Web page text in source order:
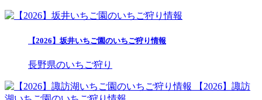
【2026】坂井いちご園のいちご狩り情報
長野県のいちご狩り
【2026】諏訪